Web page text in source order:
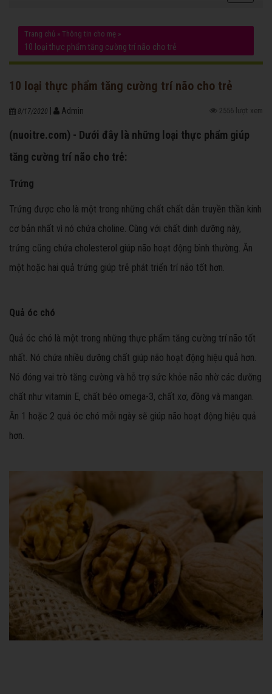
Trang chủ » Thông tin cho mẹ »
10 loại thực phẩm tăng cường trí não cho trẻ
10 loại thực phẩm tăng cường trí não cho trẻ
8/17/2020 Admin 2556 lượt xem
(nuoitre.com) - Dưới đây là những loại thực phẩm giúp
tăng cường trí não cho trẻ:
Trứng
Trứng được cho là một trong những chất chất dẫn truyền thần kinh
cơ bản nhất vì nó chứa choline. Cùng với chất dinh dưỡng này,
trứng cũng chứa cholesterol giúp não hoạt động bình thường. Ăn
một hoặc hai quả trứng giúp trẻ phát triển trí não tốt hơn.
Quả óc chó
Quả óc chó là một trong những thực phẩm tăng cường trí não tốt
nhất. Nó chứa nhiều dưỡng chất giúp não hoạt động hiệu quả hơn.
Nó đóng vai trò tăng cường và hỗ trợ sức khỏe não nhờ các dưỡng
chất như vitamin E, chất béo omega-3, chất xơ, đồng và mangan.
Ăn 1 hoặc 2 quả óc chó mỗi ngày sẽ giúp não hoạt động hiệu quả
hơn.